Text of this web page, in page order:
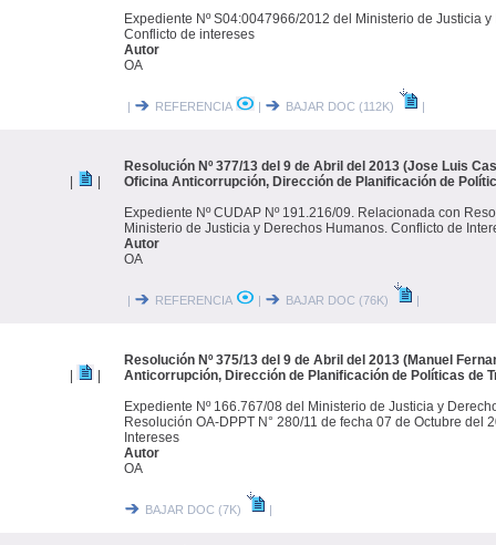
Expediente Nº S04:0047966/2012 del Ministerio de Justicia
Conflicto de intereses
Autor
OA
| REFERENCIA | BAJAR DOC (112K) |
Resolución Nº 377/13 del 9 de Abril del 2013 (Jose Luis
Oficina Anticorrupción, Dirección de Planificación de
Expediente Nº CUDAP Nº 191.216/09. Relacionada con
Ministerio de Justicia y Derechos Humanos. Conflicto de
Autor
OA
| REFERENCIA | BAJAR DOC (76K) |
Resolución Nº 375/13 del 9 de Abril del 2013 (Manuel
Anticorrupción, Dirección de Planificación de Políticas de
Expediente Nº 166.767/08 del Ministerio de Justicia y
Resolución OA-DPPT N° 280/11 de fecha 07 de Octubre del
Intereses
Autor
OA
BAJAR DOC (7K) |